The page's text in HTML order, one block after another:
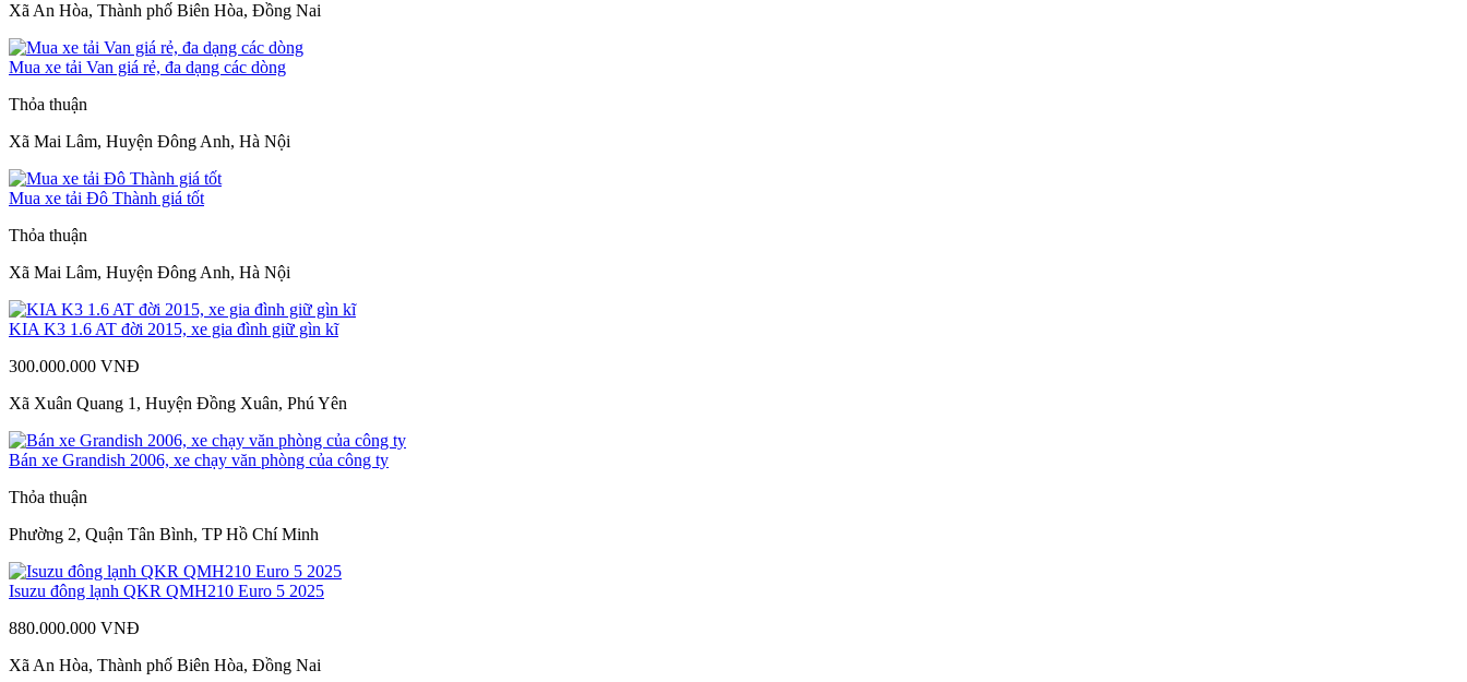
Xã An Hòa, Thành phố Biên Hòa, Đồng Nai
Mua xe tải Van giá rẻ, đa dạng các dòng
Thỏa thuận
Xã Mai Lâm, Huyện Đông Anh, Hà Nội
Mua xe tải Đô Thành giá tốt
Thỏa thuận
Xã Mai Lâm, Huyện Đông Anh, Hà Nội
KIA K3 1.6 AT đời 2015, xe gia đình giữ gìn kĩ
300.000.000 VNĐ
Xã Xuân Quang 1, Huyện Đồng Xuân, Phú Yên
Bán xe Grandish 2006, xe chạy văn phòng của công ty
Thỏa thuận
Phường 2, Quận Tân Bình, TP Hồ Chí Minh
Isuzu đông lạnh QKR QMH210 Euro 5 2025
880.000.000 VNĐ
Xã An Hòa, Thành phố Biên Hòa, Đồng Nai